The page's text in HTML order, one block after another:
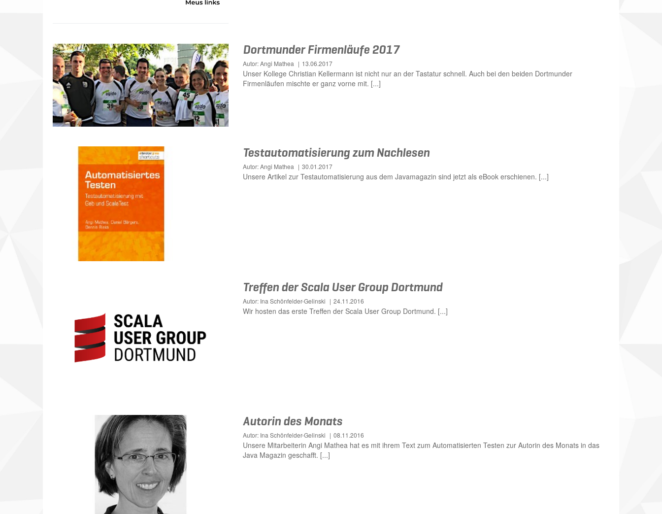
Dortmunder Firmenläufe 2017
Autor: Angi Mathea 13.06.2017
Unser Kollege Christian Kellermann ist nicht nur an der Tastatur schnell. Auch bei den beiden Dortmunder
Firmenläufen mischte er ganz vorne mit. [...]
Testautomatisierung zum Nachlesen
Autor: Angi Mathea 30.01.2017
Unsere Artikel zur Testautomatisierung aus dem Javamagazin sind jetzt als eBook erschienen. [...]
Treffen der Scala User Group Dortmund
Autor: Ina Schönfelder-Gelinski 24.11.2016
Wir hosten das erste Treffen der Scala User Group Dortmund. [...]
Autorin des Monats
Autor: Ina Schönfelder-Gelinski 08.11.2016
Unsere Mitarbeiterin Angi Mathea hat es mit ihrem Text zum Automatisierten Testen zur Autorin des Monats in das
Java Magazin geschafft. [...]